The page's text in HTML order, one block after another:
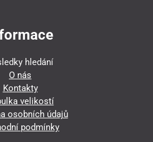
hledání
O nás
Kontakty
velikostí
osobních údajů
podmínky